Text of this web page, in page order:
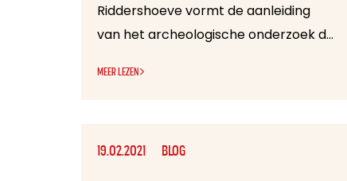
Riddershoeve vormt de aanleiding
van het archeologische onderzoek dat we hier de afgelopen weken hebben uitgevoerd. Het terrein is gelegen op het domein van het Kasteel van Schoten, waardoor het een historisch interessante locatie is.
MEER LEZEN
19.02.2021 BLOG